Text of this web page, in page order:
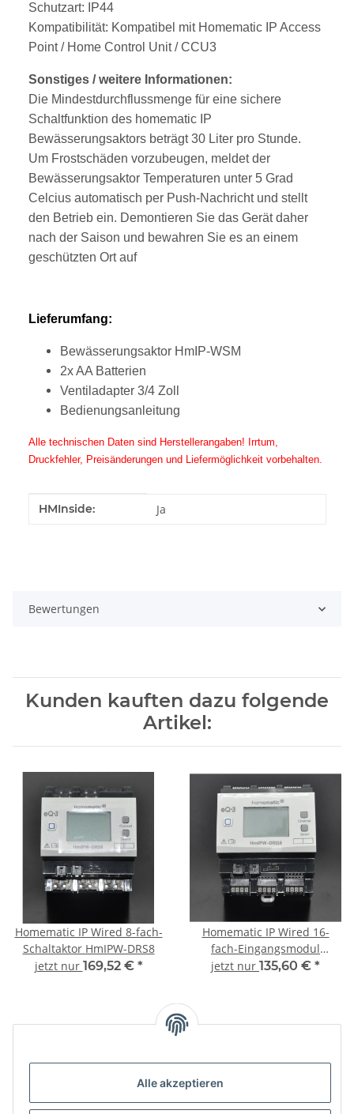
Alle akzeptieren
Schutzart: IP44
Kompatibilität: Kompatibel mit Homematic IP Access
Point / Home Control Unit / CCU3
Sonstiges / weitere Informationen:
Die Mindestdurchflussmenge für eine sichere
Schaltfunktion des homematic IP
Bewässerungsaktors beträgt 30 Liter pro Stunde.
Um Frostschäden vorzubeugen, meldet der
Bewässerungsaktor Temperaturen unter 5 Grad
Celcius automatisch per Push-Nachricht und stellt
den Betrieb ein. Demontieren Sie das Gerät daher
nach der Saison und bewahren Sie es an einem
geschützten Ort auf
Lieferumfang:
Bewässerungsaktor HmIP-WSM
2x AA Batterien
Ventiladapter 3/4 Zoll
Bedienungsanleitung
Alle technischen Daten sind Herstellerangaben! Irrtum,
Druckfehler, Preisänderungen und Liefermöglichkeit vorbehalten.
Produkteigenschaft
Wert
HMInside: Ja
Bewertungen
Kunden kauften dazu folgende
Artikel:
Homematic IP Wired 8-fach-
Schaltaktor HmIPW-DRS8
jetzt nur 169,52 € *
Homematic IP Wired 16-
fach-Eingangsmodul
HmIPW-DRI16
jetzt nur 135,60 € *